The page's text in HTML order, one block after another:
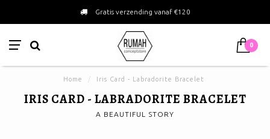
Gratis verzending vanaf €120
0
Home Iris Card - Labradorite Bracelet
IRIS CARD - LABRADORITE BRACELET
A BEAUTIFUL STORY